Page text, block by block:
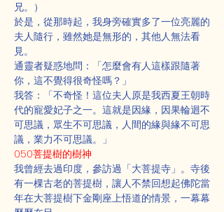
兄。）
於是，從那時起，我身旁確實多了一位亮麗的
夫人隨行，雖然她是無形的，其他人無法看
見。
通靈者疑惑地問：「怎麼會有人這樣跟隨著
你，這不覺得很奇怪嗎？」
我答：「不奇怪！這位夫人原是我西夏王朝時
代的寵愛妃子之一。這就是因緣，因果輪迴不
可思議，眾生不可思議，人間的緣與緣不可思
議，業力不可思議。」
050菩提樹的樹神
我曾經去過印度，參訪過「大菩提寺」。寺後
有一棵古老的菩提樹，讓人不禁回想起佛陀當
年在大菩提樹下金剛座上悟道的情景，一幕幕